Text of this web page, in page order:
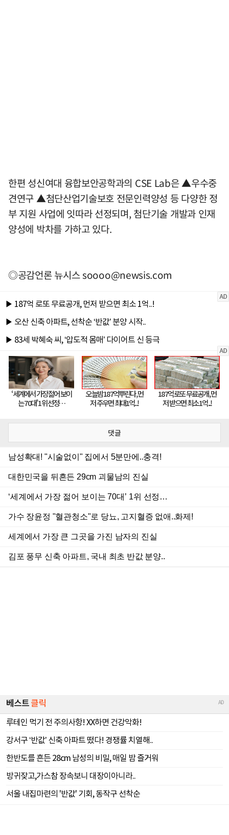
한편 성신여대 융합보안공학과의 CSE Lab은 ▲우수중
견연구 ▲첨단산업기술보호 전문인력양성 등 다양한 정
부 지원 사업에 잇따라 선정되며, 첨단기술 개발과 인재
양성에 박차를 가하고 있다.
◎공감언론 뉴시스soooo@newsis.com
댓글